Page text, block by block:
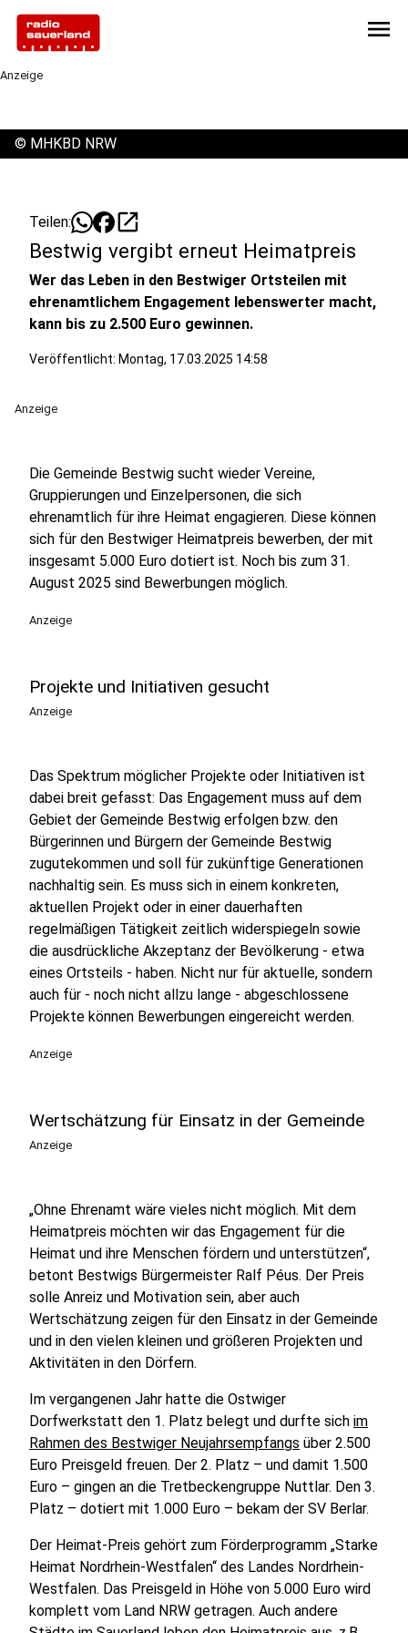
menu
Anzeige
© MHKBD NRW
Teilen: open_in_new
Bestwig vergibt erneut Heimatpreis
Wer das Leben in den Bestwiger Ortsteilen mit
ehrenamtlichem Engagement lebenswerter macht,
kann bis zu 2.500 Euro gewinnen.
Veröffentlicht: Montag, 17.03.2025 14:58
Anzeige
Die Gemeinde Bestwig sucht wieder Vereine,
Gruppierungen und Einzelpersonen, die sich
ehrenamtlich für ihre Heimat engagieren. Diese können
sich für den Bestwiger Heimatpreis bewerben, der mit
insgesamt 5.000 Euro dotiert ist. Noch bis zum 31.
August 2025 sind Bewerbungen möglich.
Anzeige
Projekte und Initiativen gesucht
Anzeige
Das Spektrum möglicher Projekte oder Initiativen ist
dabei breit gefasst: Das Engagement muss auf dem
Gebiet der Gemeinde Bestwig erfolgen bzw. den
Bürgerinnen und Bürgern der Gemeinde Bestwig
zugutekommen und soll für zukünftige Generationen
nachhaltig sein. Es muss sich in einem konkreten,
aktuellen Projekt oder in einer dauerhaften
regelmäßigen Tätigkeit zeitlich widerspiegeln sowie
die ausdrückliche Akzeptanz der Bevölkerung - etwa
eines Ortsteils - haben. Nicht nur für aktuelle, sondern
auch für - noch nicht allzu lange - abgeschlossene
Projekte können Bewerbungen eingereicht werden.
Anzeige
Wertschätzung für Einsatz in der Gemeinde
Anzeige
„Ohne Ehrenamt wäre vieles nicht möglich. Mit dem
Heimatpreis möchten wir das Engagement für die
Heimat und ihre Menschen fördern und unterstützen“,
betont Bestwigs Bürgermeister Ralf Péus. Der Preis
solle Anreiz und Motivation sein, aber auch
Wertschätzung zeigen für den Einsatz in der Gemeinde
und in den vielen kleinen und größeren Projekten und
Aktivitäten in den Dörfern.
Im vergangenen Jahr hatte die Ostwiger
Dorfwerkstatt den 1. Platz belegt und durfte sich im
Rahmen des Bestwiger Neujahrsempfangs über 2.500
Euro Preisgeld freuen. Der 2. Platz – und damit 1.500
Euro – gingen an die Tretbeckengruppe Nuttlar. Den 3.
Platz – dotiert mit 1.000 Euro – bekam der SV Berlar.
Der Heimat-Preis gehört zum Förderprogramm „Starke
Heimat Nordrhein-Westfalen“ des Landes Nordrhein-
Westfalen. Das Preisgeld in Höhe von 5.000 Euro wird
komplett vom Land NRW getragen. Auch andere